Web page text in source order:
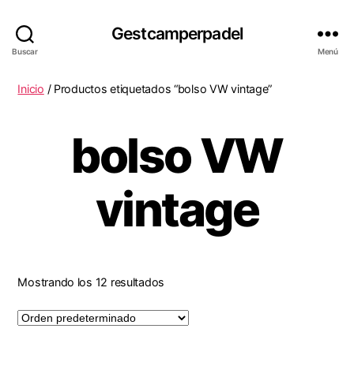
Buscar
Gestcamperpadel
Menú
Inicio / Productos etiquetados “bolso VW vintage”
bolso VW
vintage
Mostrando los 12 resultados